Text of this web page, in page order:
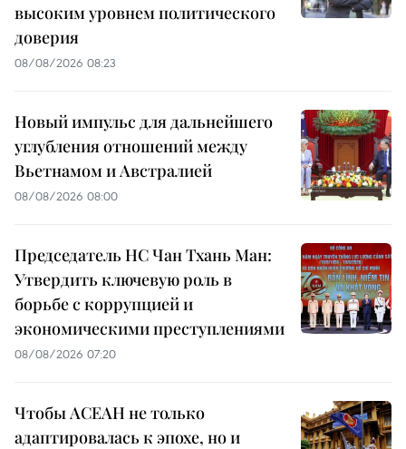
высоким уровнем политического
доверия
08/08/2026 08:23
Новый импульс для дальнейшего
углубления отношений между
Вьетнамом и Австралией
08/08/2026 08:00
Председатель НС Чан Тхань Ман:
Утвердить ключевую роль в
борьбе с коррупцией и
экономическими преступлениями
08/08/2026 07:20
Чтобы АСЕАН не только
адаптировалась к эпохе, но и